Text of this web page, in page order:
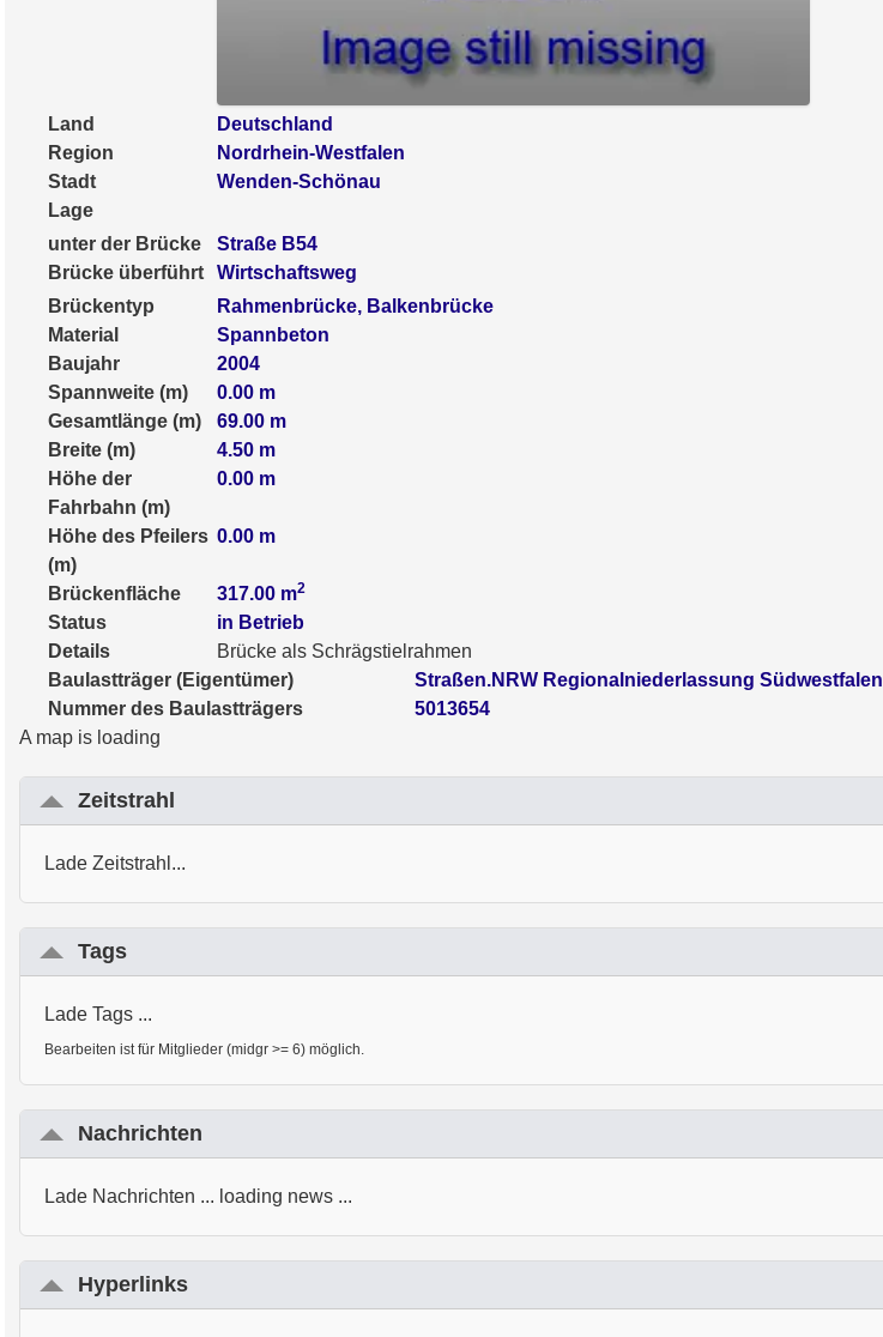
Land
Deutschland
Region
Nordrhein-Westfalen
Stadt
Wenden-Schönau
Lage
unter der Brücke
Straße B54
Brücke überführt
Wirtschaftsweg
Brückentyp
Rahmenbrücke, Balkenbrücke
Material
Spannbeton
Baujahr
2004
Spannweite (m)
0.00 m
Gesamtlänge (m)
69.00 m
Breite (m)
4.50 m
Höhe der
Fahrbahn (m)
0.00 m
Höhe des Pfeilers
(m)
0.00 m
Brückenfläche 317.00 m2
Status
in Betrieb
Details
Brücke als Schrägstielrahmen
Baulastträger (Eigentümer)
Straßen.NRW Regionalniederlassung Südwestfalen
Nummer des Baulastträgers
5013654
A map is loading
Zeitstrahl
Lade Zeitstrahl...
Tags
Lade Tags ...
Bearbeiten ist für Mitglieder (midgr >= 6) möglich.
Nachrichten
Lade Nachrichten ... loading news ...
Hyperlinks